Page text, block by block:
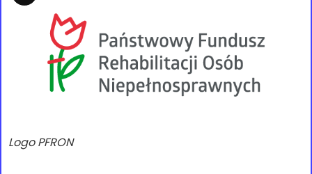
Logo PFRON